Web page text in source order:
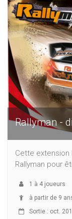
Rallyman -
Cette
Rallyman pour
1 à 4 joueurs
à partir de 9
Sortie : oct.